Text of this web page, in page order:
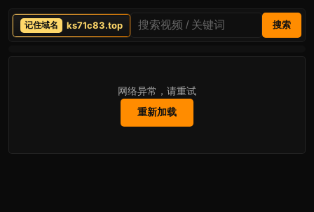
ks71c83.top 搜索
网络异常，请重试
重新加载